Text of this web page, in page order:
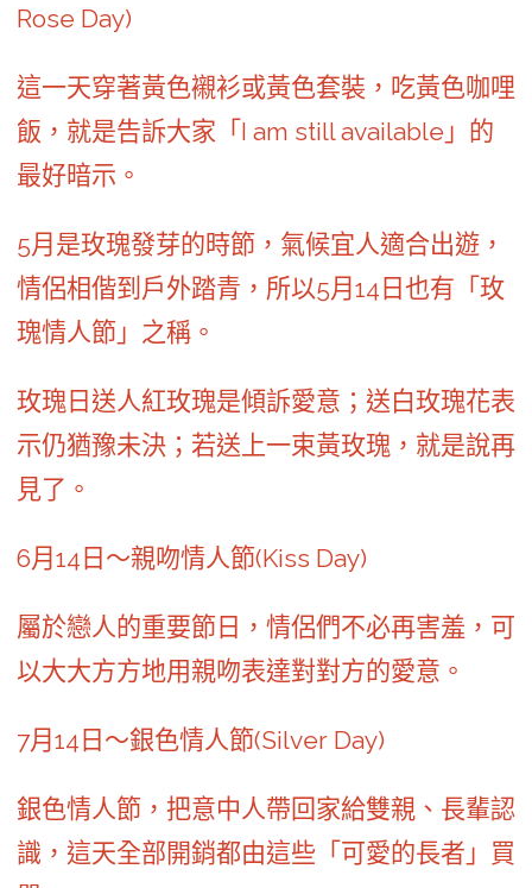
Rose Day)
這一天穿著黃色襯衫或黃色套裝，吃黃色咖哩
飯，就是告訴大家「I am still available」的
最好暗示。
5月是玫瑰發芽的時節，氣候宜人適合出遊，
情侶相偕到戶外踏青，所以5月14日也有「玫
瑰情人節」之稱。
玫瑰日送人紅玫瑰是傾訴愛意；送白玫瑰花表
示仍猶豫未決；若送上一束黃玫瑰，就是說再
見了。
6月14日～親吻情人節(Kiss Day)
屬於戀人的重要節日，情侶們不必再害羞，可
以大大方方地用親吻表達對對方的愛意。
7月14日～銀色情人節(Silver Day)
銀色情人節，把意中人帶回家給雙親、長輩認
識，這天全部開銷都由這些「可愛的長者」買